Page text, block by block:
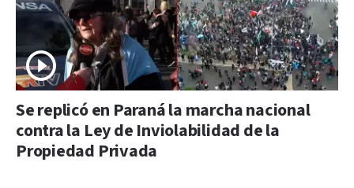
Se replicó en Paraná la marcha nacional
contra la Ley de Inviolabilidad de la
Propiedad Privada